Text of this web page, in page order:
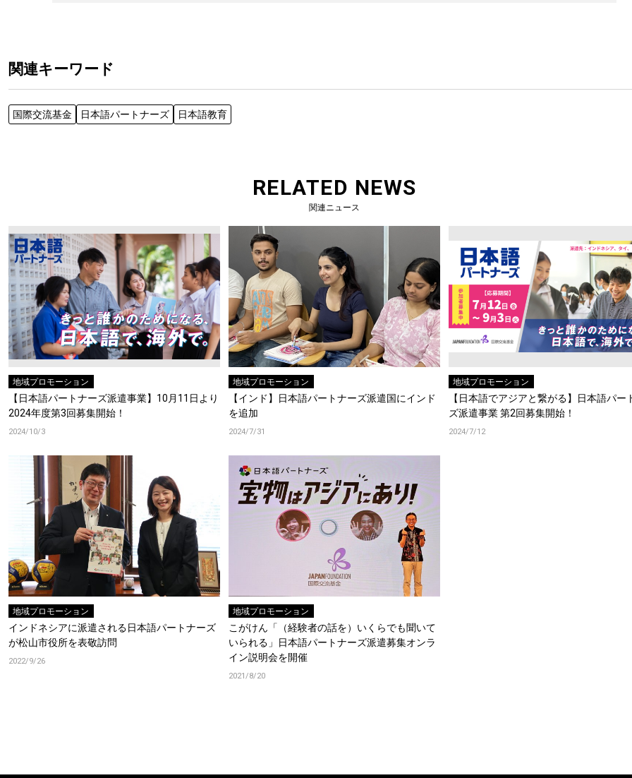
関連キーワード
国際交流基⾦ 日本語パートナーズ ⽇本語教育
RELATED NEWS
関連ニュース
地域プロモーション
【日本語パートナーズ派遣事業】10月11日より
2024年度第3回募集開始！
2024/10/3
地域プロモーション
【インド】日本語パートナーズ派遣国にインド
を追加
2024/7/31
地域プロモーション
【日本語でアジアと繋がる】日本語パー
ズ派遣事業 第2回募集開始！
2024/7/12
地域プロモーション
インドネシアに派遣される日本語パートナーズ
が松山市役所を表敬訪問
2022/9/26
地域プロモーション
こがけん「（経験者の話を）いくらでも聞いて
いられる」日本語パートナーズ派遣募集オンラ
イン説明会を開催
2021/8/20